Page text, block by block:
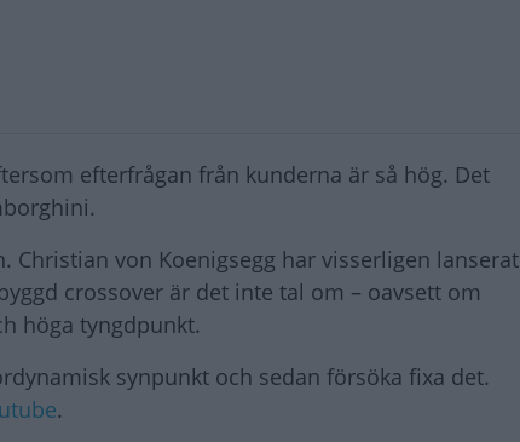
efterfrågan från kunderna är så hög. Det
Christian von Koenigsegg har visserligen lanserat
crossover är det inte tal om – oavsett om
höga tyngdpunkt.
synpunkt och sedan försöka fixa det.
.